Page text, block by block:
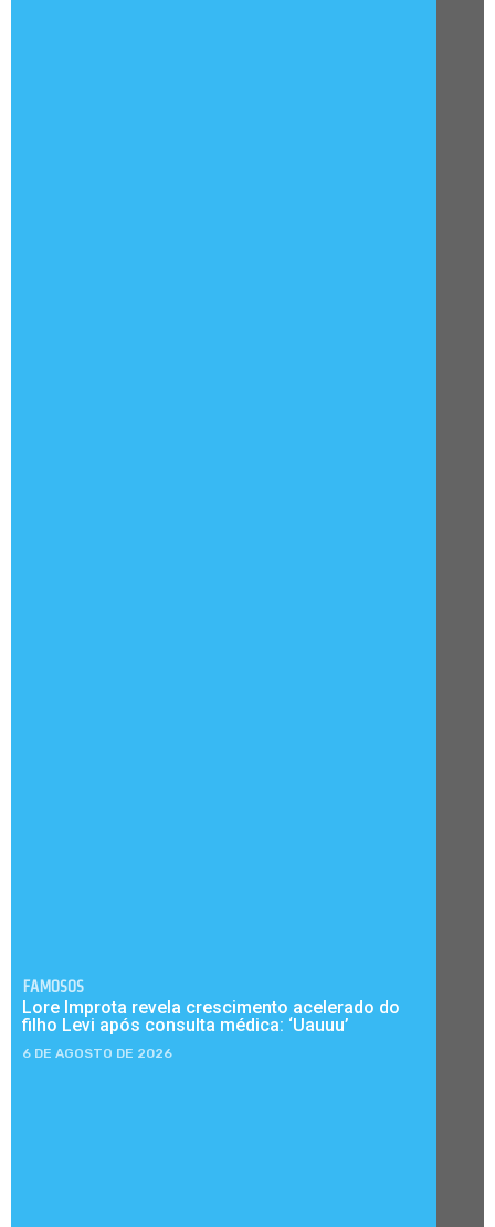
FAMOSOS
Lore Improta revela crescimento acelerado do
filho Levi após consulta médica: ‘Uauuu’
6 DE AGOSTO DE 2026